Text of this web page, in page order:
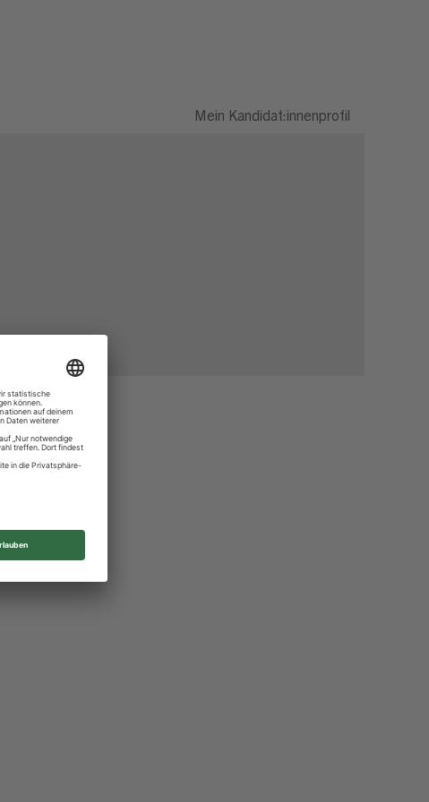
Mein Kandidat:innenprofil